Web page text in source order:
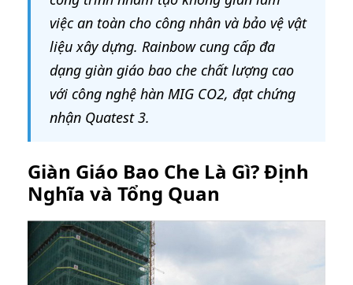
việc an toàn cho công nhân và bảo vệ vật
liệu xây dựng. Rainbow cung cấp đa
dạng giàn giáo bao che chất lượng cao
với công nghệ hàn MIG CO2, đạt chứng
nhận Quatest 3.
Giàn Giáo Bao Che Là Gì? Định
Nghĩa và Tổng Quan